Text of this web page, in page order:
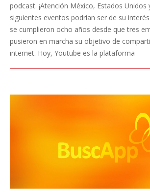
podcast. ¡Atención México, Estados Unidos
siguientes eventos podrían ser de su
se cumplieron ocho años desde que tres
pusieron en marcha su objetivo de
internet. Hoy, Youtube es la plataforma